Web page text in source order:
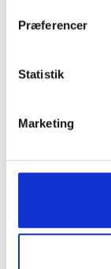
Præferencer
Statistik
Marketing